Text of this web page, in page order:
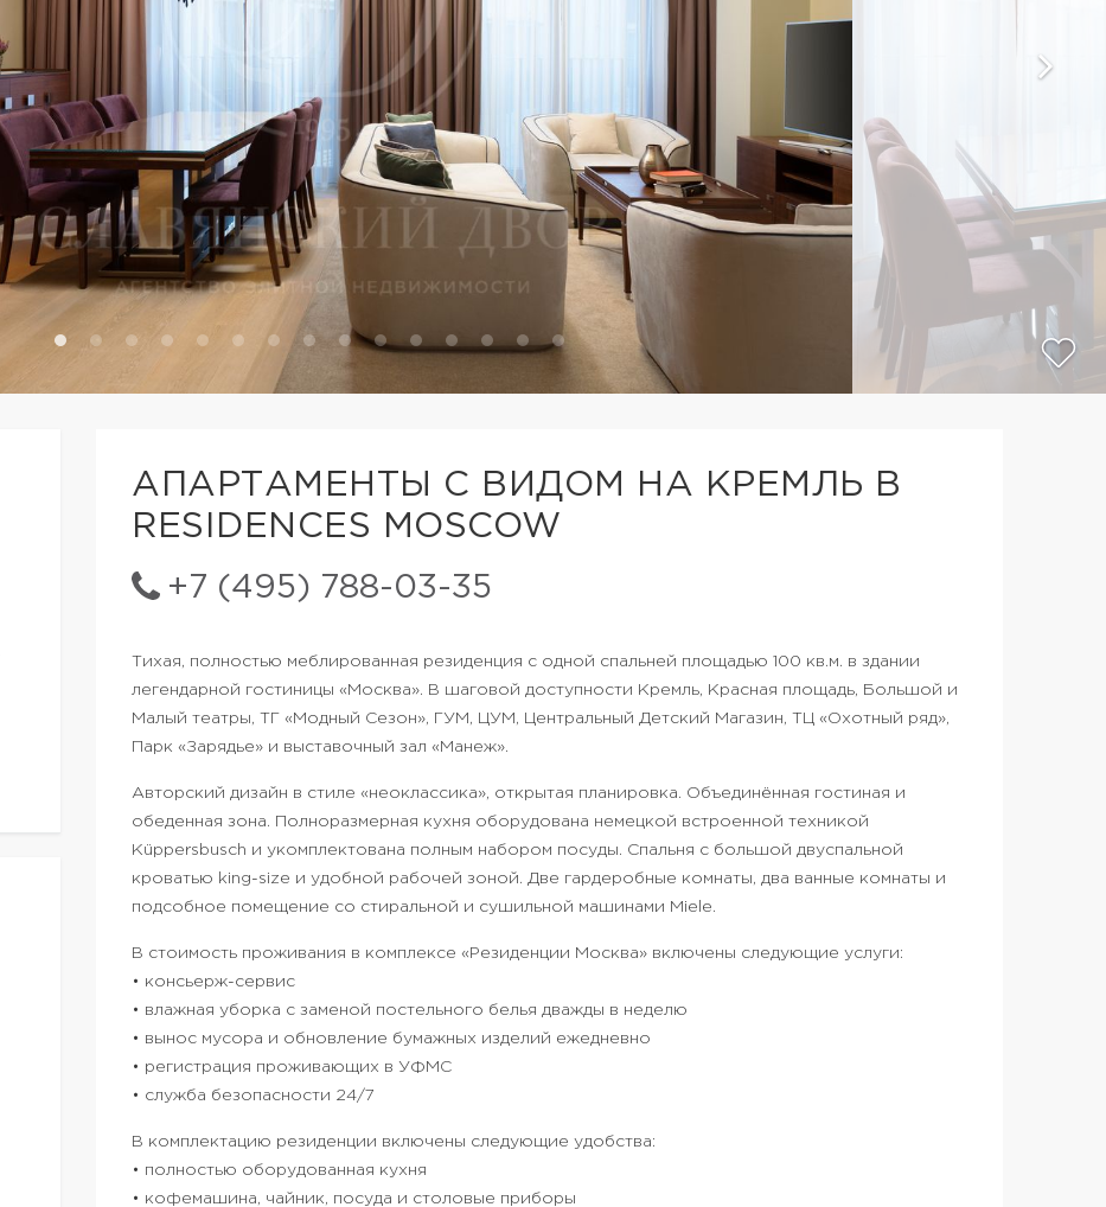
АПАРТАМЕНТЫ С ВИДОМ НА КРЕМЛЬ В
RESIDENCES MOSCOW
+7 (495) 788-03-35
Тихая, полностью меблированная резиденция с одной спальней площадью 100 кв.м. в здании
легендарной гостиницы «Москва». В шаговой доступности Кремль, Красная площадь, Большой и
Малый театры, ТГ «Модный Сезон», ГУМ, ЦУМ, Центральный Детский Магазин, ТЦ «Охотный ряд»,
Парк «Зарядье» и выставочный зал «Манеж».
Авторский дизайн в стиле «неоклассика», открытая планировка. Объединённая гостиная и
обеденная зона. Полноразмерная кухня оборудована немецкой встроенной техникой
Küppersbusch и укомплектована полным набором посуды. Спальня с большой двуспальной
кроватью king-size и удобной рабочей зоной. Две гардеробные комнаты, два ванные комнаты и
подсобное помещение со стиральной и сушильной машинами Miele.
В стоимость проживания в комплексе «Резиденции Москва» включены следующие услуги:
• консьерж-сервис
• влажная уборка с заменой постельного белья дважды в неделю
• вынос мусора и обновление бумажных изделий ежедневно
• регистрация проживающих в УФМС
• служба безопасности 24/7
В комплектацию резиденции включены следующие удобства:
• полностью оборудованная кухня
• кофемашина, чайник, посуда и столовые приборы